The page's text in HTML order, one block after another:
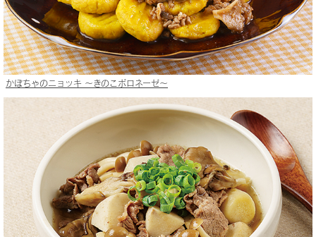
かぼちゃのニョッキ 〜きのこボロネーゼ〜